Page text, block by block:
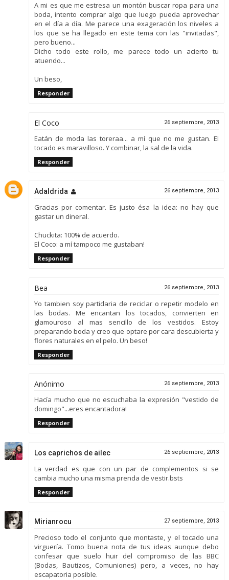
A mi es que me estresa un montón buscar ropa para una
boda, intento comprar algo que luego pueda aprovechar
en el día a día. Me parece una exageración los niveles a
los que se ha llegado en este tema con las "invitadas",
pero bueno...
Dicho todo este rollo, me parece todo un acierto tu
atuendo...
Un beso,
Responder
El Coco 26 septiembre, 2013
Eatán de moda las toreraa... a mí que no me gustan. El
tocado es maravilloso. Y combinar, la sal de la vida.
Responder
Adaldrida 26 septiembre, 2013
Gracias por comentar. Es justo ésa la idea: no hay que
gastar un dineral.
Chuckita: 100% de acuerdo.
El Coco: a mí tampoco me gustaban!
Responder
Bea 26 septiembre, 2013
Yo tambien soy partidaria de reciclar o repetir modelo en
las bodas. Me encantan los tocados, convierten en
glamouroso al mas sencillo de los vestidos. Estoy
preparando boda y creo que optare por cara descubierta y
flores naturales en el pelo. Un beso!
Responder
Anónimo 26 septiembre, 2013
Hacía mucho que no escuchaba la expresión "vestido de
domingo"...eres encantadora!
Responder
Los caprichos de ailec 26 septiembre, 2013
La verdad es que con un par de complementos si se
cambia mucho una misma prenda de vestir.bsts
Responder
Mirianrocu 27 septiembre, 2013
Precioso todo el conjunto que montaste, y el tocado una
virguería. Tomo buena nota de tus ideas aunque debo
confesar que suelo huir del compromiso de las BBC
(Bodas, Bautizos, Comuniones) pero, a veces, no hay
escapatoria posible.